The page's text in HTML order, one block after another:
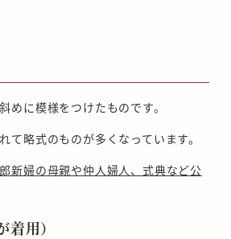
めに模様をつけたものです。
て略式のものが多くなっています。
新婦の母親や仲人婦人、式典など公
用）